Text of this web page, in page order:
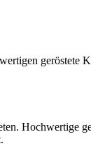
geröstete
Hochwertige